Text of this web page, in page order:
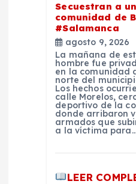
Secuestran a
comunidad de
#Salamanca
agosto 9, 2026
La mañana de
hombre fue
en la comunidad
norte del
Los hechos
calle Morelos,
deportivo de la
donde arribaron
armados que
a la víctima
LEER